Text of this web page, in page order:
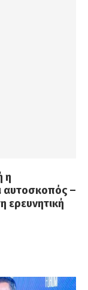
η
αυτοσκοπός –
ερευνητική